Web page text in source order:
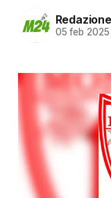
Redazione
05 feb 2025